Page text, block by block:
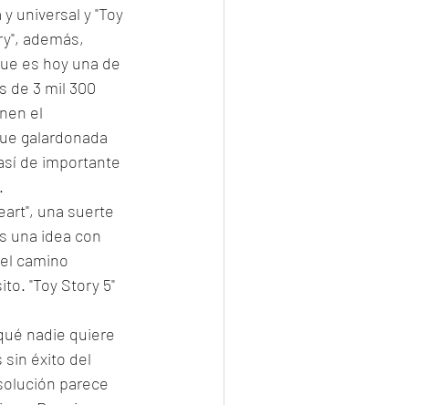
universal y "Toy
además,
es hoy una de
de 3 mil 300
el
galardonada
de importante
una suerte
una idea con
camino
"Toy Story 5"
nadie quiere
sin éxito del
parece